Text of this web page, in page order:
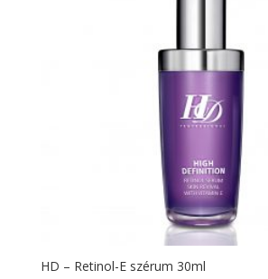
HD – Retinol-E szérum 30ml